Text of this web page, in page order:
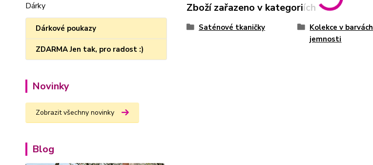
Dárky
Dárkové poukazy
ZDARMA Jen tak, pro radost :)
Novinky
Zobrazit všechny novinky
Blog
Zboží zařazeno v kategoriích
Saténové tkaničky
Kolekce v barvách
jemnosti